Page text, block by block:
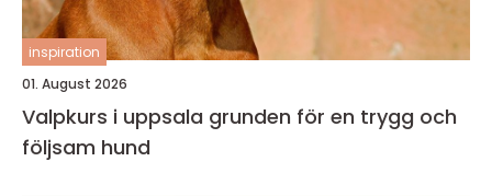
inspiration
01. August 2026
Valpkurs i uppsala grunden för en trygg och
följsam hund